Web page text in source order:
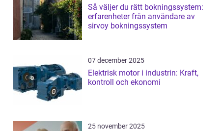
Så väljer du rätt bokningssystem:
erfarenheter från användare av
sirvoy bokningssystem
07 december 2025
Elektrisk motor i industrin: Kraft,
kontroll och ekonomi
25 november 2025